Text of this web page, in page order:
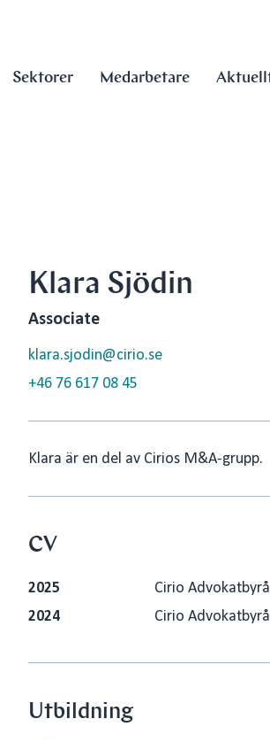
Sektorer Medarbetare
Klara Sjödin
Associate
klara.sjodin@cirio.se
+46 76 617 08 45
Klara är en del av Cirios M&A-grupp.
CV
2025
Cirio Advokatbyrå
2024
Cirio
Utbildning